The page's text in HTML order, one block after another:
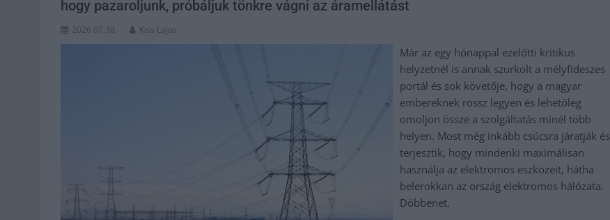
hogy pazaroljunk, próbáljuk tönkre vágni az áramellátást
2026.07.30. Kiss Lajos
Már az egy hónappal ezelőtti kritikus
helyzetnél is annak szurkolt a mélyfideszes
portál és sok követője, hogy a magyar
embereknek rossz legyen és lehetőleg
omoljon össze a szolgáltatás minél több
helyen. Most még inkább csúcsra járatják és
terjesztik, hogy mindenki maximálisan
használja az elektromos eszközeit, hátha
belerokkan az ország elektromos hálózata.
Döbbenet.